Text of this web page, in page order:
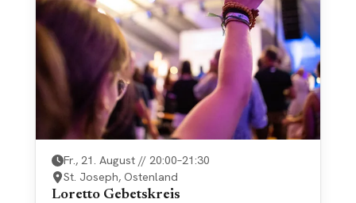
Fr., 21. August // 20:00–21:30
St. Joseph, Ostenland
Loretto Gebetskreis